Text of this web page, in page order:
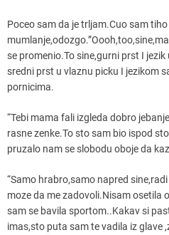
Poceo sam da je trljam.Cuo sam tiho
se promenio.To sine,gurni prst I
sredni prst u vlaznu picku I jezikom
pornicima.
“Tebi mama fali izgleda dobro
rasne zenke.To sto sam bio ispod
pruzalo nam se slobodu oboje da
“Samo hrabro,samo napred
moze da me zadovoli.Nisam osetila
sam se bavila sportom..Kakav si
imas,sto puta sam te vadila iz glave